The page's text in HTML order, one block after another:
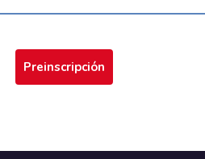
Preinscripción